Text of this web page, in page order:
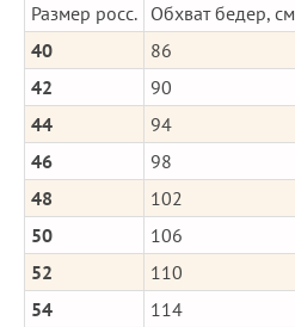
Размер росс. Обхват бедер, см
40
86
42
90
44
94
46
98
48
102
50
106
52
110
54
114